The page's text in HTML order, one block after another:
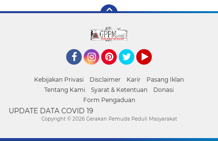
Kebijakan Privasi Disclaimer Karir
Pasang Iklan
Tentang Kami
Syarat & Ketentuan
Donasi
Form Pengaduan
UPDATE DATA COVID 19
Copyright © 2026 Gerakan Pemuda Peduli Masyarakat